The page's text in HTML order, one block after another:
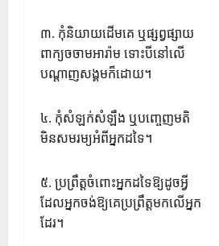
៣. កុំនិយាយដើមគេ ឬផ្សព្វផ្សាយ
ពាក្យចចាមអារ៉ាម ទោះបីនៅលើ
បណ្តាញសង្គមក៏ដោយ។
៤. កុំសំឡក់សំឡឹង ឬបញ្ចេញមតិ
មិនសមរម្យអំពីអ្នកដទៃ។
៥. ប្រព្រឹត្តចំពោះអ្នកដទៃឱ្យដូចអ្វី
ដែលអ្នកចង់ឱ្យគេប្រព្រឹត្តមកលើអ្នក
ដែរ។